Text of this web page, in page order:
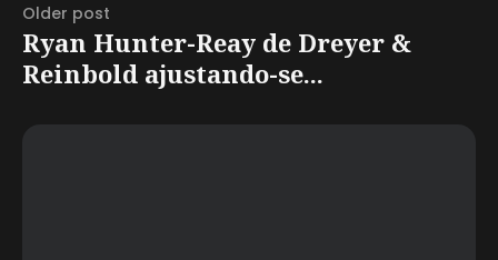
Older post
Ryan Hunter-Reay de Dreyer &
Reinbold ajustando-se...